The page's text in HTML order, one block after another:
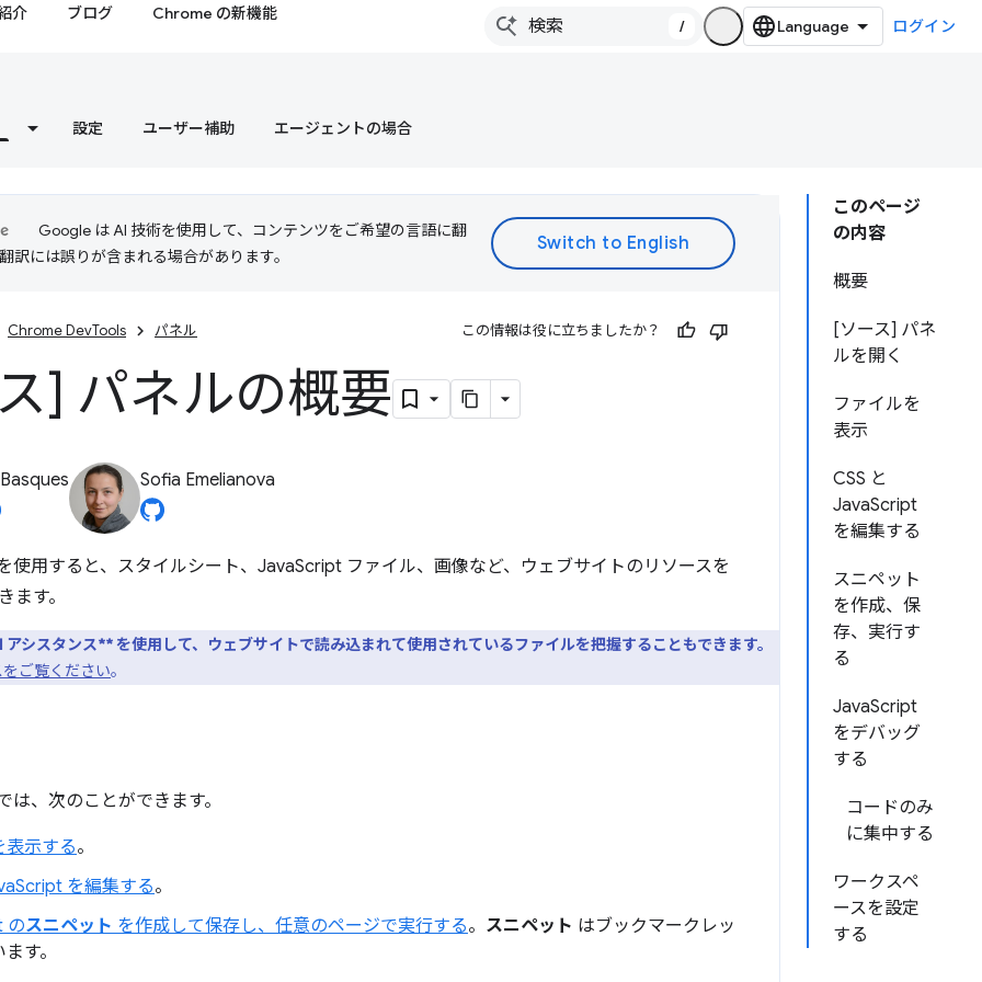
介 ブログ Chrome の新機能
/ ログイン
設定 ユーザー補助 エージェントの場合
このページ
の内容
概要
[ソース] パネ
ルを開く
ファイルを
表示
CSS と
JavaScript
を編集する
スニペット
を作成、保
存、実行す
る
JavaScript
をデバッグ
する
コードのみ
に集中する
ワークスペ
ースを設定
する
Google は AI 技術を使用して、コンテンツをご希望の言語に翻
訳には誤りが含まれる場合があります。
Chrome DevTools パネル この情報は役に立ちましたか？
] パネルの概要
Sofia Emelianova
使用すると、スタイルシート、JavaScript ファイル、画像など、ウェブサイトのリソースを
ます。
シスタンス** を使用して、ウェブサイトで読み込まれて使用されているファイルを把握することもできます。
ご覧ください。
は、次のことができます。
表示する。
を編集する。
のスニペット を作成して保存し、任意のページで実行する。 スニペット はブックマークレッ
す。